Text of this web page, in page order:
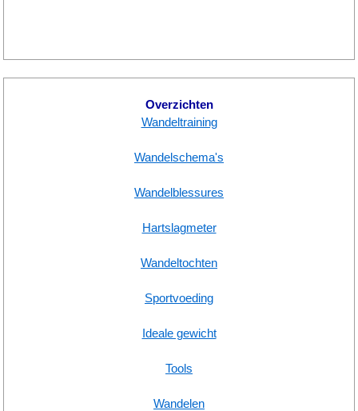
Overzichten
Wandeltraining
Wandelschema's
Wandelblessures
Hartslagmeter
Wandeltochten
Sportvoeding
Ideale gewicht
Tools
Wandelen